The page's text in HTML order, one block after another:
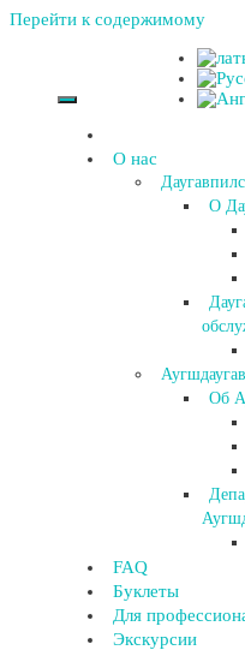
Перейти к содержимому
О нас
Даугавпилс
О
Об
FAQ
Буклеты
Для
Экскурсии